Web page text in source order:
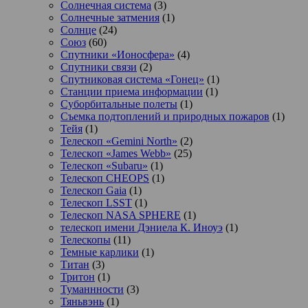
Солнечная система (3)
Солнечные затмения (1)
Солнце (24)
Союз (60)
Спутники «Ионосфера» (4)
Спутники связи (2)
Спутниковая система «Гонец» (1)
Станции приема информации (1)
Суборбитальные полеты (1)
Съемка подтоплений и природных пожаров (1)
Тейя (1)
Телескоп «Gemini North» (2)
Телескоп «James Webb» (25)
Телескоп «Subaru» (1)
Телескоп CHEOPS (1)
Телескоп Gaia (1)
Телескоп LSST (1)
Телескоп NASA SPHERE (1)
телескоп имени Дэниела К. Иноуэ (1)
Телескопы (11)
Темные карлики (1)
Титан (3)
Тритон (1)
Туманнности (3)
Тяньвэнь (1)